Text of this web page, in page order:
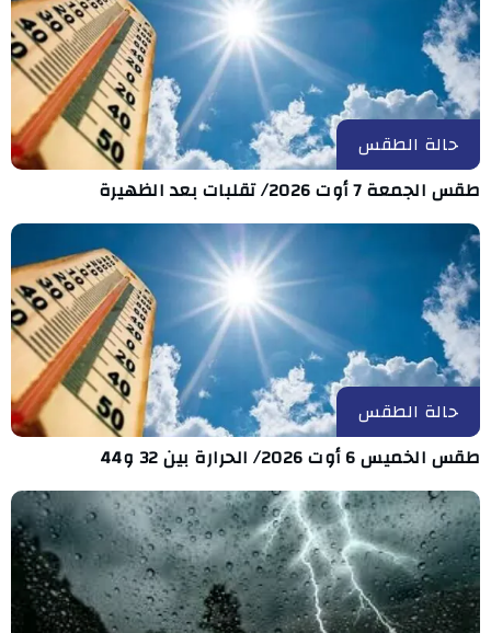
حالة الطقس
طقس الجمعة 7 أوت 2026/ تقلبات بعد الظهيرة
حالة الطقس
طقس الخميس 6 أوت 2026/ الحرارة بين 32 و44